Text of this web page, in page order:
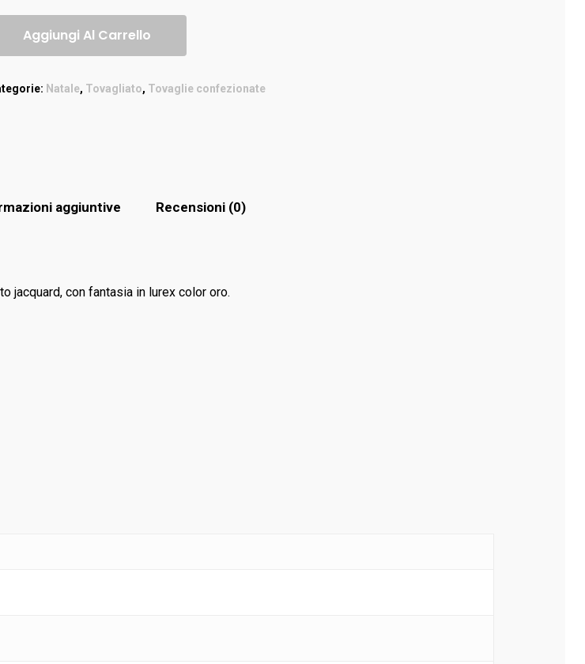
Aggiungi Al Carrello
Natale, Tovagliato, Tovaglie confezionate
aggiuntive Recensioni (0)
jacquard, con fantasia in lurex color oro.